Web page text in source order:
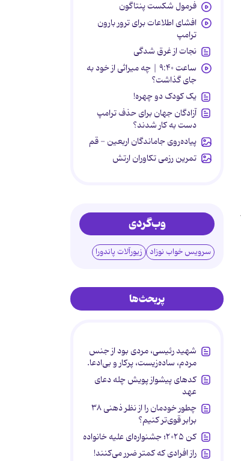
فرمول شکست پنتاگون
افشای اطلاعات برای ترور بارون
ترامپ
نجات از غرق شدگی
ساعت ۹:۴۰ | چه میراثی از خود به
جای گذاشت؟
یک کودک دو چهره!
آزادگان جهان برای حذف ترامپ
دست به کار شدند؟
پیاده‌روی جاماندگان اربعین - قم
تمرین رزمی تکاوران ارتش
وب‌گردی
سرویس خواب نوزاد زیورآلات پاندورا
پربحث‌ها
شهید رئیسی، مردی بود از جنس
مردم، ساده‌زیست، پرکار و بی‌ادعا.
کدهای پیشواز پویش چله دعای
عهد
چطور خودمان را از نظر ذهنی ۳۸
برابر قوی‌تر کنیم؟
کن ۲۰۲۵؛ جشنواره‌ای علیه خانواده
راز افرادی که کمتر ضرر می‌کنند!